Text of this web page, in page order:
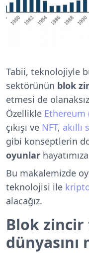
Tabii, teknolojiyle
sektörünün blok
etmesi de
Özellikle Ethereum
çıkışı ve NFT, akıllı
gibi konseptlerin
oyunlar
Bu makalemizde
teknolojisi ile
alacağız.
Blok
dünyasını